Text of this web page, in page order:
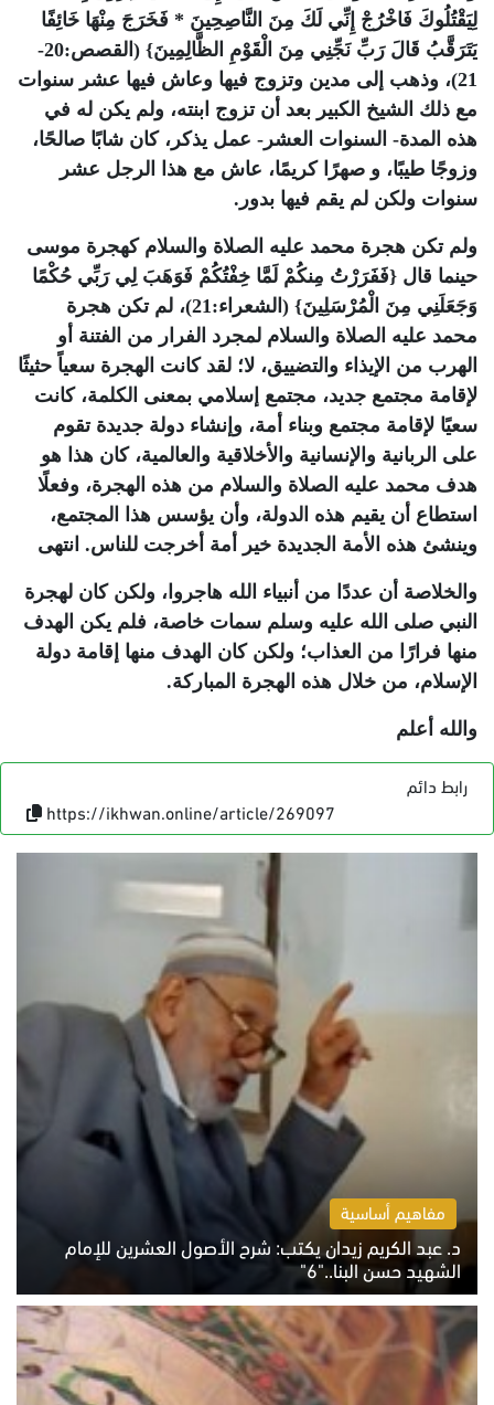
لِيَقْتُلُوكَ فَاخْرُجْ إِنِّي لَكَ مِنَ النَّاصِحِينَ * فَخَرَجَ مِنْهَا خَائِفًا
يَتَرَقَّبُ قَالَ رَبِّ نَجِّنِي مِنَ الْقَوْمِ الظَّالِمِينَ} (القصص:20-
21)، وذهب إلى مدين وتزوج فيها وعاش فيها عشر سنوات
مع ذلك الشيخ الكبير بعد أن تزوج ابنته، ولم يكن له في
هذه المدة- السنوات العشر- عمل يذكر، كان شابًا صالحًا،
وزوجًا طيبًا، و صهرًا كريمًا، عاش مع هذا الرجل عشر
سنوات ولكن لم يقم فيها بدور.
ولم تكن هجرة محمد عليه الصلاة والسلام كهجرة موسى
حينما قال {فَفَرَرْتُ مِنكُمْ لَمَّا خِفْتُكُمْ فَوَهَبَ لِي رَبِّي حُكْمًا
وَجَعَلَنِي مِنَ الْمُرْسَلِينَ} (الشعراء:21)، لم تكن هجرة
محمد عليه الصلاة والسلام لمجرد الفرار من الفتنة أو
الهرب من الإيذاء والتضييق، لا؛ لقد كانت الهجرة سعياً حثيثًا
لإقامة مجتمع جديد، مجتمع إسلامي بمعنى الكلمة، كانت
سعيًا لإقامة مجتمع وبناء أمة، وإنشاء دولة جديدة تقوم
على الربانية والإنسانية والأخلاقية والعالمية، كان هذا هو
هدف محمد عليه الصلاة والسلام من هذه الهجرة، وفعلًا
استطاع أن يقيم هذه الدولة، وأن يؤسس هذا المجتمع،
وينشئ هذه الأمة الجديدة خير أمة أخرجت للناس. انتهى
والخلاصة أن عددًا من أنبياء الله هاجروا، ولكن كان لهجرة
النبي صلى الله عليه وسلم سمات خاصة، فلم يكن الهدف
منها فرارًا من العذاب؛ ولكن كان الهدف منها إقامة دولة
الإسلام، من خلال هذه الهجرة المباركة.
والله أعلم
رابط دائم
https://ikhwan.online/article/269097
مفاهيم أساسية
د. عبد الكريم زيدان يكتب: شرح الأصول العشرين للإمام
الشهيد حسن البنا.."6"
الاثنين 10 أغسطس 2026 10:48 ص